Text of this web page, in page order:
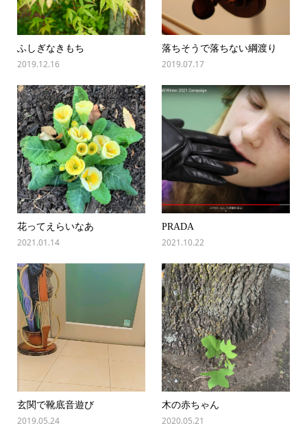
ふしぎなきもち
2019.12.16
落ちそうで落ちない綱渡り
2019.07.17
花ってえらいなあ
2021.01.14
PRADA
2021.10.22
玄関で靴底音遊び
2019.05.24
木の赤ちゃん
2020.05.21